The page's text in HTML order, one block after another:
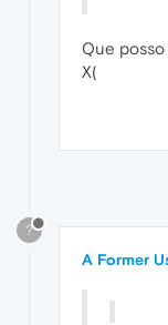
Que
X(
?
A Former